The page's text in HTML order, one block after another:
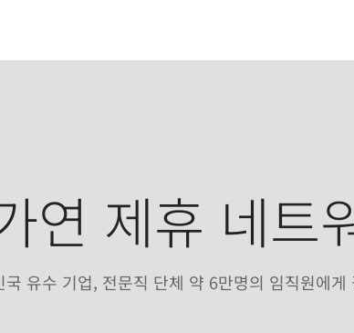
연 제휴 네트
유수 기업, 전문직 단체 약 6만명의 임직원에